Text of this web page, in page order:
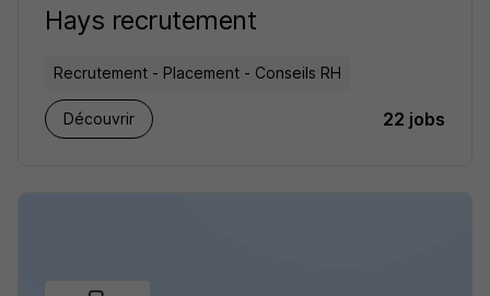
Hays recrutement
Recrutement - Placement - Conseils RH
Découvrir 22 jobs